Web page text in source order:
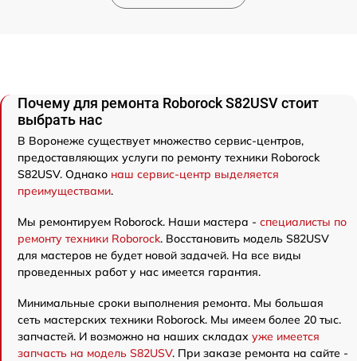
Почему для ремонта Roborock S82USV стоит
выбрать нас
В Воронеже существует множество сервис-центров,
предоставляющих услуги по ремонту техники Roborock
S82USV. Однако наш сервис-центр выделяется
преимуществами.
Мы ремонтируем Roborock. Наши мастера - специалисты по
ремонту техники Roborock. Восстановить модель S82USV
для мастеров не будет новой задачей. На все виды
проведенных работ у нас имеется гарантия.
Минимальные сроки выполнения ремонта. Мы большая
сеть мастерских техники Roborock. Мы имеем более 20 тыс.
запчастей. И возможно на наших складах уже имеется
запчасть на модель S82USV. При заказе ремонта на сайте -